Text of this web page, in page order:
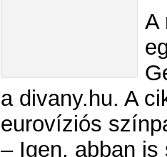
A
a divany.hu. A
eurovíziós
– Igen, abban